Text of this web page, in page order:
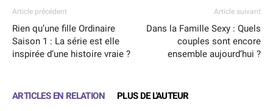
Article précédent
Rien qu’une fille Ordinaire
Saison 1 : La série est elle
inspirée d’une histoire vraie ?
Article suivant
Dans la Famille Sexy : Quels
couples sont encore
ensemble aujourd’hui ?
ARTICLES EN RELATION PLUS DE L'AUTEUR